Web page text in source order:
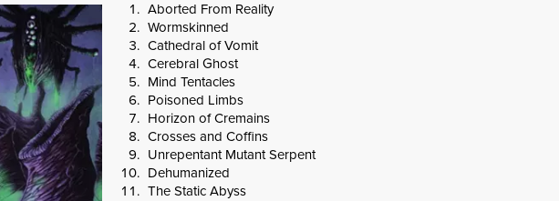
Aborted From Reality
Wormskinned
Cathedral of Vomit
Cerebral Ghost
Mind Tentacles
Poisoned Limbs
Horizon of Cremains
Crosses and Coffins
Unrepentant Mutant Serpent
Dehumanized
The Static Abyss